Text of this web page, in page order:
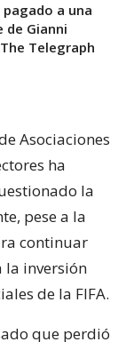
pagado a una
de Gianni
Telegraph
Asociaciones
ha
la
pese a la
continuar
la inversión
de la FIFA.
que perdió